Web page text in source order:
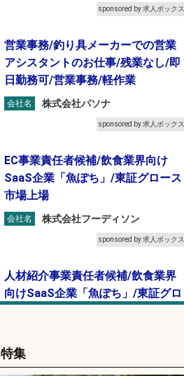
sponsored by 求人ボックス
営業事務/釣り具メーカーでの営業
アシスタントのお仕事/残業なし/即
日勤務可/営業事務/軽作業
会社名 株式会社パソナ
sponsored by 求人ボックス
EC事業責任者候補/飲食業界向け
SaaS企業「魚ぽち」/東証グロース
市場上場
会社名 株式会社フーディソン
sponsored by 求人ボックス
人材紹介事業責任者候補/飲食業界
向けSaaS企業「魚ぽち」/東証グロ
特集